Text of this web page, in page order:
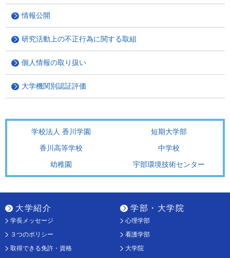
情報公開
研究活動上の不正行為に関する取組
個人情報の取り扱い
大学機関別認証評価
学校法人 香川学園
短期大学部
香川高等学校
中学校
幼稚園
宇部環境技術センター
大学紹介
学長メッセージ
３つのポリシー
取得できる免許・資格
学部・大学院
心理学部
看護学部
大学院